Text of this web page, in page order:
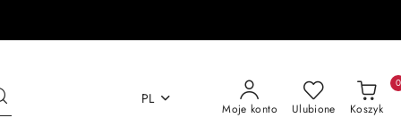
PL
Moje konto Ulubione Koszyk
0